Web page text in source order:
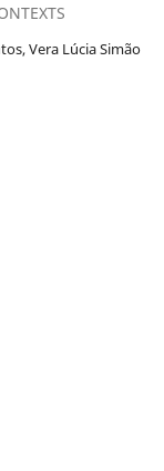
Vera Lúcia Simão